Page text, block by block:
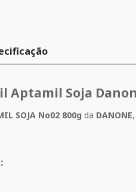
Soja
SOJA No02 800g da DANONE